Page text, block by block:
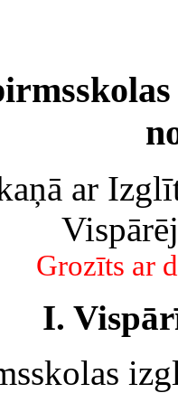
ar
Grozīts ar
I.